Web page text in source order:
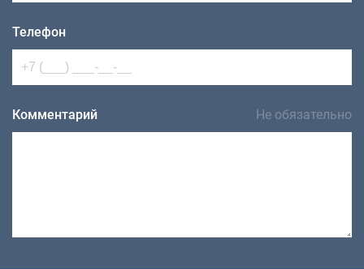
Телефон
Комментарий Не обязательно